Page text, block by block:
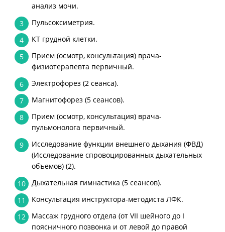
анализ мочи.
3
Пульсоксиметрия.
4
КТ грудной клетки.
5
Прием (осмотр, консультация) врача-
физиотерапевта первичный.
6
Электрофорез (2 сеанса).
7
Магнитофорез (5 сеансов).
8
Прием (осмотр, консультация) врача-
пульмонолога первичный.
9
Исследование функции внешнего дыхания (ФВД)
(Исследование спровоцированных дыхательных
объемов) (2).
10
Дыхательная гимнастика (5 сеансов).
11
Консультация инструктора-методиста ЛФК.
12
Массаж грудного отдела (от VII шейного до I
поясничного позвонка и от левой до правой